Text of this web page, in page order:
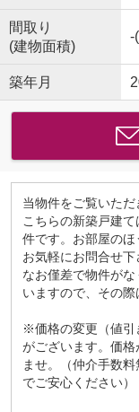
間取り
(建物面積)
-
築年月
当物件をご覧いただ
こちらの新築戸建
件です。お部屋の
お気軽にお問合せ下
なお僅差で物件が
いますので、その際
※価格の変更（値引
がございます。価
ませ。（仲介手数
でご安心ください）